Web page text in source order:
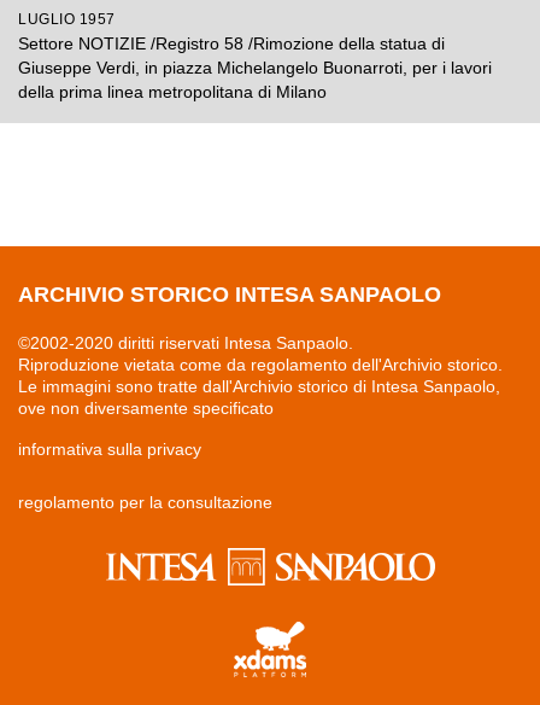
LUGLIO 1957
Settore NOTIZIE /Registro 58 /Rimozione della statua di
Giuseppe Verdi, in piazza Michelangelo Buonarroti, per i lavori
della prima linea metropolitana di Milano
ARCHIVIO STORICO INTESA SANPAOLO
©2002-2020 diritti riservati Intesa Sanpaolo.
Riproduzione vietata come da regolamento dell'Archivio storico.
Le immagini sono tratte dall'Archivio storico di Intesa Sanpaolo,
ove non diversamente specificato
informativa sulla privacy
regolamento per la consultazione